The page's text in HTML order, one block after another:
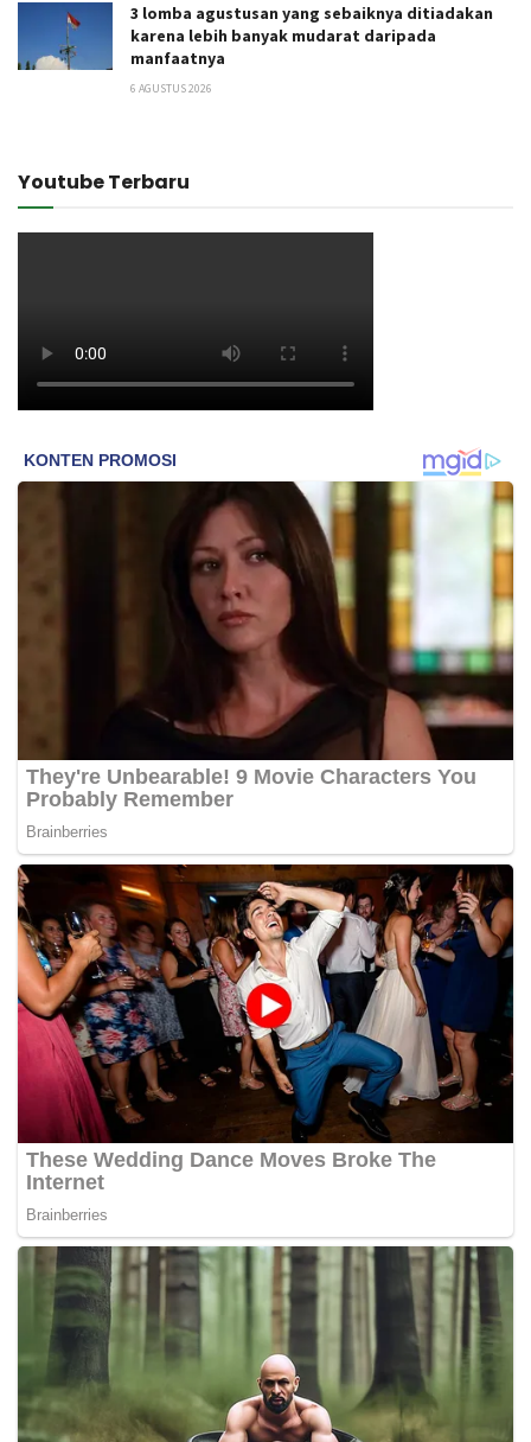
3 lomba agustusan yang sebaiknya ditiadakan
karena lebih banyak mudarat daripada
manfaatnya
6 AGUSTUS 2026
Youtube Terbaru